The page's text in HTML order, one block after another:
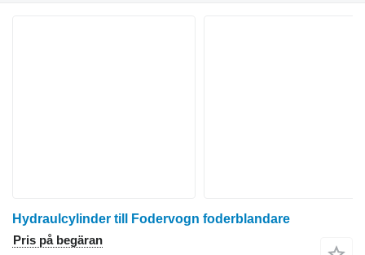
Hydraulcylinder till Fodervogn foderblandare
Pris på begäran